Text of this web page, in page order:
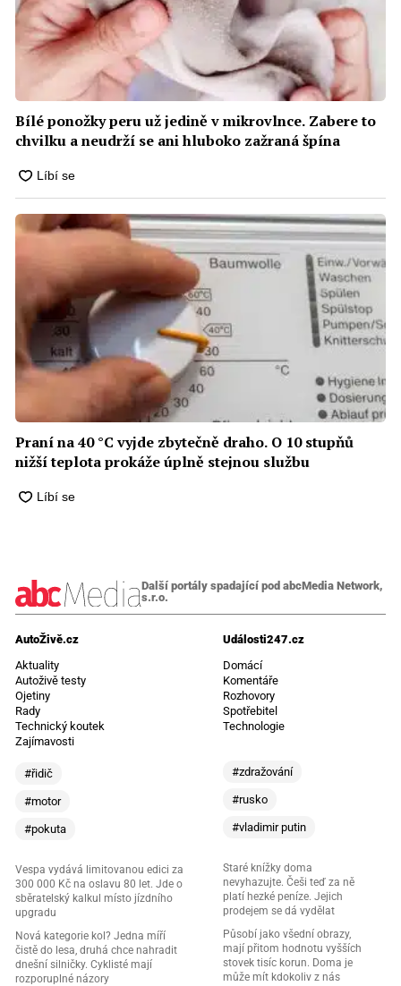
Bílé ponožky peru už jedině v mikrovlnce. Zabere to
chvilku a neudrží se ani hluboko zažraná špína
Praní na 40 °C vyjde zbytečně draho. O 10 stupňů
nižší teplota prokáže úplně stejnou službu
Další portály spadající pod abcMedia Network,
s.r.o.
AutoŽivě.cz
Aktuality
Autoživě testy
Ojetiny
Rady
Technický koutek
Zajímavosti
#řidič
#motor
#pokuta
Vespa vydává limitovanou edici za
300 000 Kč na oslavu 80 let. Jde o
sběratelský kalkul místo jízdního
upgradu
Nová kategorie kol? Jedna míří
čistě do lesa, druhá chce nahradit
dnešní silničky. Cyklisté mají
rozporuplné názory
Události247.cz
Domácí
Komentáře
Rozhovory
Spotřebitel
Technologie
#zdražování
#rusko
#vladimir putin
Staré knížky doma
nevyhazujte. Češi teď za ně
platí hezké peníze. Jejich
prodejem se dá vydělat
Působí jako všední obrazy,
mají přitom hodnotu vyšších
stovek tisíc korun. Doma je
může mít kdokoliv z nás